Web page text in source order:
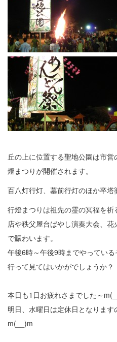
丘の上に位置する聖地公園は市
燈まつりが開催されます。
百八灯行灯、墓前行灯のほか卒塔
行燈まつりは祖先の霊の冥福を
店や秩父屋台ばやし演奏大会、
で賑わいます。
午後6時～午後9時までやってい
行って見てはいかがでしょうか？
本日も1日お疲れさまでした～
明日、水曜日は定休日となりま
m(__)m